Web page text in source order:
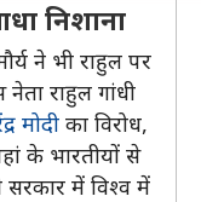
निशाना
ने भी राहुल पर
नेता राहुल गांधी
मोदी का विरोध,
के भारतीयों से
सरकार में विश्व में